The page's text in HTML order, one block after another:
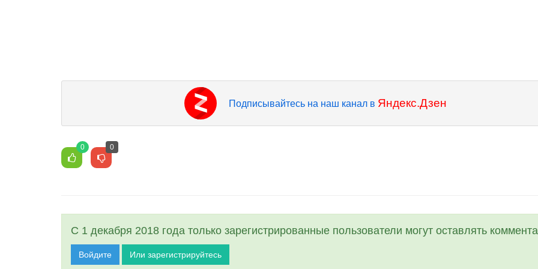
Подписывайтесь на наш канал в Яндекс.Дзен
0 0
С 1 декабря 2018 года только зарегистрированные пользователи могут оставлять
Войдите Или зарегистрируйтесь